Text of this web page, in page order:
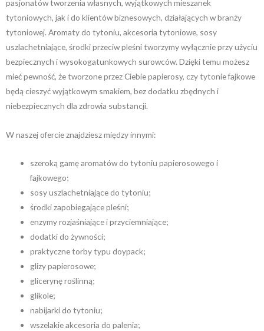
pasjonatów tworzenia własnych, wyjątkowych mieszanek
tytoniowych, jak i do klientów biznesowych, działających w branży
tytoniowej. Aromaty do tytoniu, akcesoria tytoniowe, sosy
uszlachetniające, środki przeciw pleśni tworzymy wyłącznie przy użyciu
bezpiecznych i wysokogatunkowych surowców. Dzięki temu możesz
mieć pewność, że tworzone przez Ciebie papierosy, czy tytonie fajkowe
będą cieszyć wyjątkowym smakiem, bez dodatku zbędnych i
niebezpiecznych dla zdrowia substancji.
W naszej ofercie znajdziesz między innymi:
szeroką gamę aromatów do tytoniu papierosowego i
fajkowego;
sosy uszlachetniające do tytoniu;
środki zapobiegające pleśni;
enzymy rozjaśniające i przyciemniające;
dodatki do żywności;
praktyczne torby typu doypack;
glizy papierosowe;
glicerynę roślinną;
glikole;
nabijarki do tytoniu;
wszelakie akcesoria do palenia;